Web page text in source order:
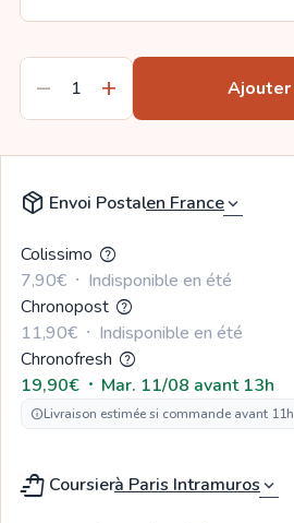
remove add Ajouter
package_2 Envoi Postal expand_more
Colissimo help
Indisponible en été
  ⸱
7,90€
Chronopost help
Indisponible en été
  ⸱
11,90€
Chronofresh help
Mar. 11/08 avant 13h
  ⸱
19,90€
infoLivraison estimée si commande avant
shopping_bag_speed Coursier expand_more